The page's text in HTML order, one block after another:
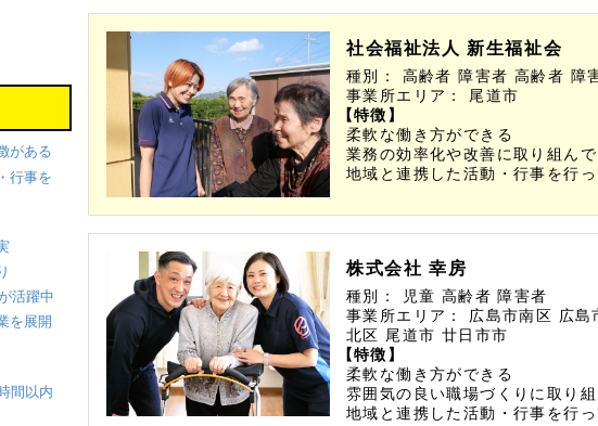
がある
行事を
活躍中
を展開
間以内
社会福祉法人 新生福祉会
種別： 高齢者 障害者 高齢者 障
事業所エリア：
尾道市
【特徴】
柔軟な働き方ができる
業務の効率化や改善に取り組ん
地域と連携した活動・行事を行
株式会社 幸房
種別： 児童 高齢者障害者
事業所エリア：
広島市南区 広島
北区 尾道市 廿日市市
【特徴】
柔軟な働き方ができる
雰囲気の良い職場づくりに取り
地域と連携した活動・行事を行